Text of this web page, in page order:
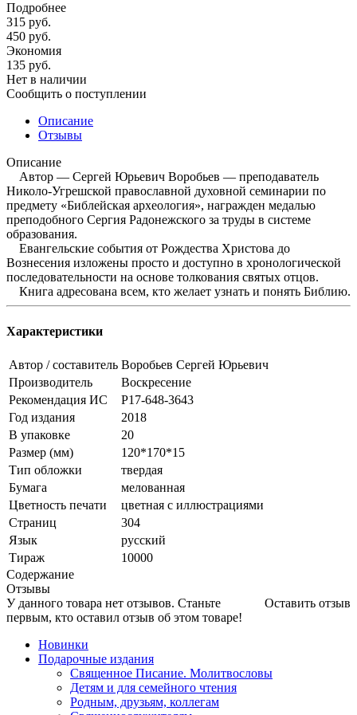
Подробнее
315 руб.
450 руб.
Экономия
135 руб.
Нет в наличии
Сообщить о поступлении
Описание
Отзывы
Описание
Автор — Сергей Юрьевич Воробьев — преподаватель
Николо-Угрешской православной духовной семинарии по
предмету «Библейская археология», награжден медалью
преподобного Сергия Радонежского за труды в системе
образования.
Евангельские события от Рождества Христова до
Вознесения изложены просто и доступно в хронологической
последовательности на основе толкования святых отцов.
Книга адресована всем, кто желает узнать и понять Библию.
Характеристики
Автор / составитель Воробьев Сергей Юрьевич
Производитель
Воскресение
Рекомендация ИС
Р17-648-3643
Год издания
2018
В упаковке
20
Размер (мм)
120*170*15
Тип обложки
твердая
Бумага
мелованная
Цветность печати
цветная с иллюстрациями
Страниц
304
Язык
русский
Тираж
10000
Содержание
Отзывы
Оставить отзыв
У данного товара нет отзывов. Станьте
первым, кто оставил отзыв об этом товаре!
Новинки
Подарочные издания
Священное Писание. Молитвословы
Детям и для семейного чтения
Родным, друзьям, коллегам